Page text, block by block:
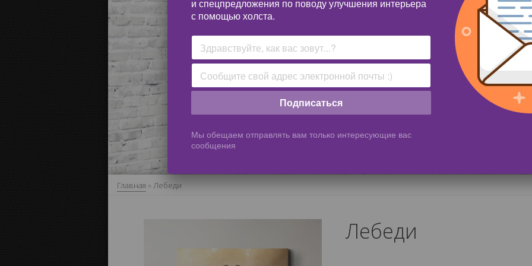
Главная » Лебеди
Лебеди
и спецпредложения по поводу улучшения интерьера
с помощью холста.
Подписаться
Мы обещаем отправлять вам только интересующие вас
сообщения